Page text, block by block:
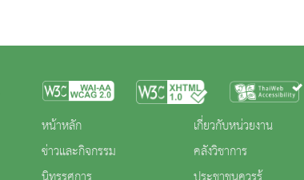
หน้าหลัก
ข่าวและกิจกรรม
เกี่ยวกับหน่วยงาน
คลังวิชาการ